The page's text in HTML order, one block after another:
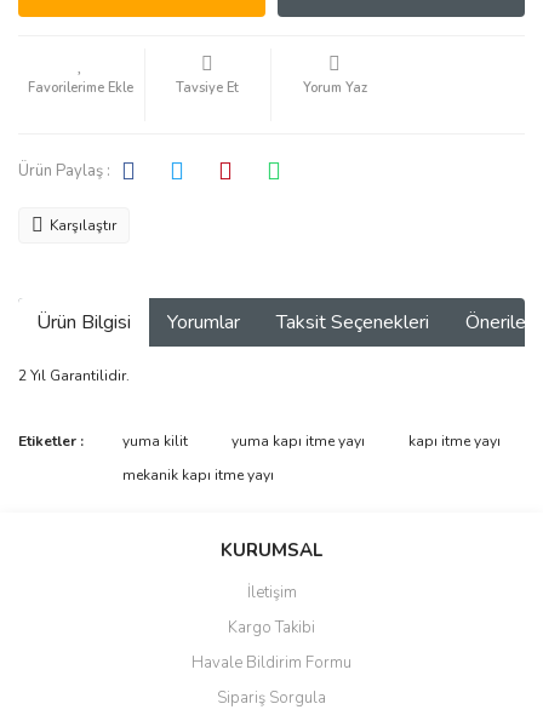
Tavsiye Et Yorum Yaz
Ürün Paylaş :
Karşılaştır
Ürün Bilgisi Yorumlar Taksit Seçenekleri
2 Yıl Garantilidir.
Bu ürüne ilk yorumu siz yapın!
Yorum Yaz
Bu ürünün fiyat bilgisi, resim, ürün açıklamalarında ve diğer
tarafımıza iletebilirsiniz.
Ürün açıklamasında eksik bilgiler bulunuyor.
Ürün bilgilerinde hatalar bulunuyor.
Ürün fiyatı diğer sitelerden daha pahalı.
Bu ürüne benzer farklı alternatifler olmalı.
Etiketler : yuma kilit yuma kapı itme yayı
kapı itme yayı
mekanik kapı itme yayı
KURUMSAL
İletişim
Kargo Takibi
Havale Bildirim Formu
Sipariş Sorgula